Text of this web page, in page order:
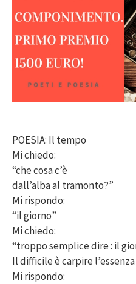
POESIA: Il tempo
Mi chiedo:
“che cosa c’è
dall’alba al tramonto?”
Mi rispondo:
“il giorno”
Mi chiedo:
“troppo semplice dire : il
Il difficile è carpire
Mi rispondo: